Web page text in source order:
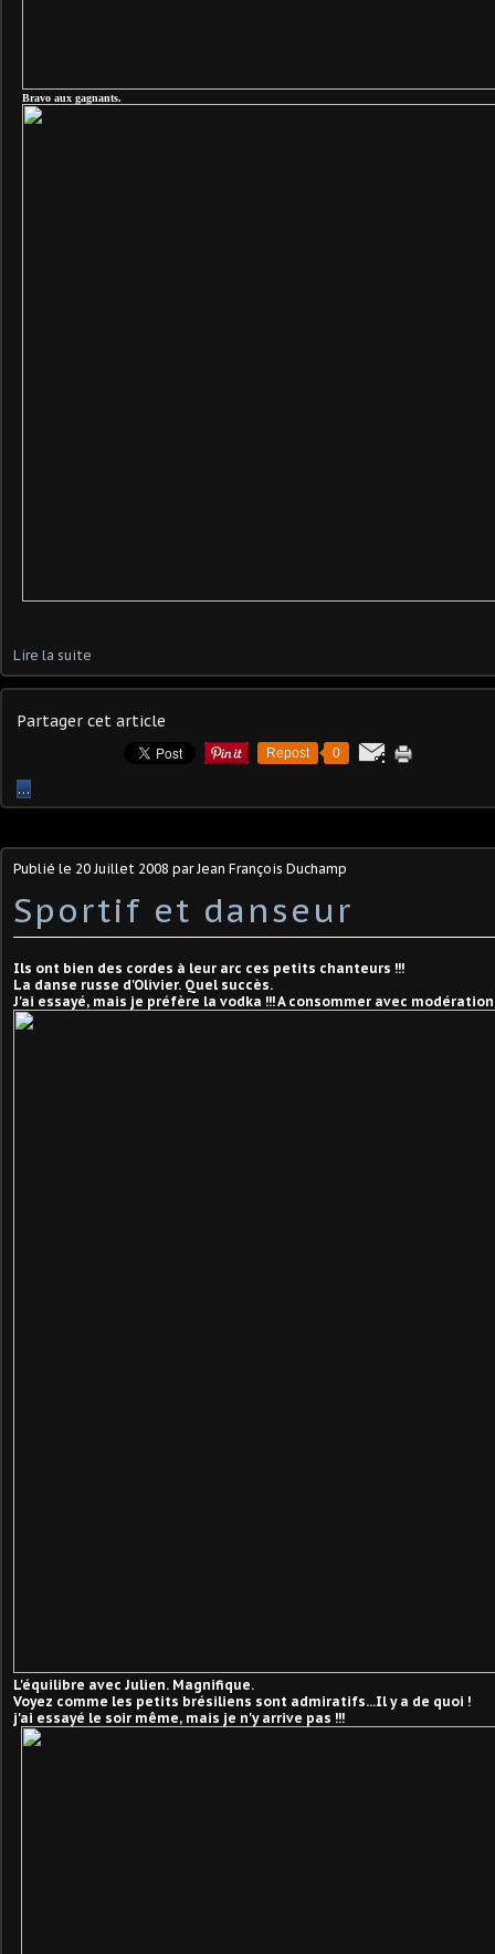
Bravo aux gagnants.
Lire la suite
Partager cet article
Repost 0
…
Publié le 20 Juillet 2008 par Jean François Duchamp
Sportif et danseur
Ils ont bien des cordes à leur arc ces petits chanteurs !!!
La danse russe d'Olivier. Quel succès.
J'ai essayé, mais je préfère la vodka !!! A consommer avec
L'équilibre avec Julien. Magnifique.
Voyez comme les petits brésiliens sont admiratifs...Il y a de quoi !
j'ai essayé le soir même, mais je n'y arrive pas !!!